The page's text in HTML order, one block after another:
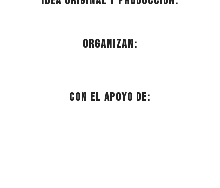
Organizan:
Con el apoyo de: